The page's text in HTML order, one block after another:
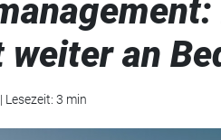
weiter an
Lesezeit: 3 min